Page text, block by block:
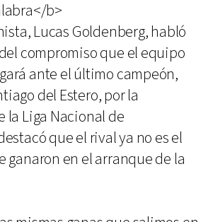
b>
Lucas Goldenberg, habló
compromiso que el equipo
ante el último campeón,
del Estero, por la
Liga Nacional de
que el rival ya no es el
ganaron en el arranque de la